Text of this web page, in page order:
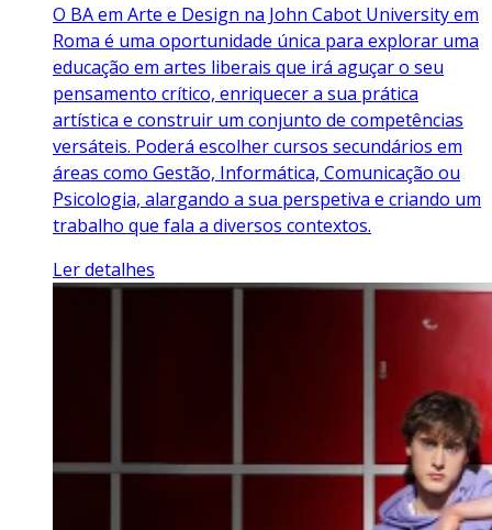
O BA em Arte e Design na John Cabot University em
Roma é uma oportunidade única para explorar uma
educação em artes liberais que irá aguçar o seu
pensamento crítico, enriquecer a sua prática
artística e construir um conjunto de competências
versáteis. Poderá escolher cursos secundários em
áreas como Gestão, Informática, Comunicação ou
Psicologia, alargando a sua perspetiva e criando um
trabalho que fala a diversos contextos.
Ler detalhes